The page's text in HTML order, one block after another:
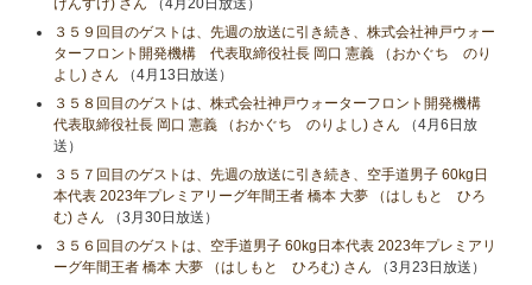
３５９回目のゲストは、先週の放送に引き続き、株式会社神戸ウォー
ターフロント開発機構 代表取締役社長 岡口 憲義 （おかぐち のり
よし) さん （4月13日放送）
３５８回目のゲストは、株式会社神戸ウォーターフロント開発機構
代表取締役社長 岡口 憲義 （おかぐち のりよし) さん （4月6日放
送）
３５７回目のゲストは、先週の放送に引き続き、空手道男子 60kg日
本代表 2023年プレミアリーグ年間王者 橋本 大夢 （はしもと ひろ
む) さん （3月30日放送）
３５６回目のゲストは、空手道男子 60kg日本代表 2023年プレミアリ
ーグ年間王者 橋本 大夢 （はしもと ひろむ) さん （3月23日放送）